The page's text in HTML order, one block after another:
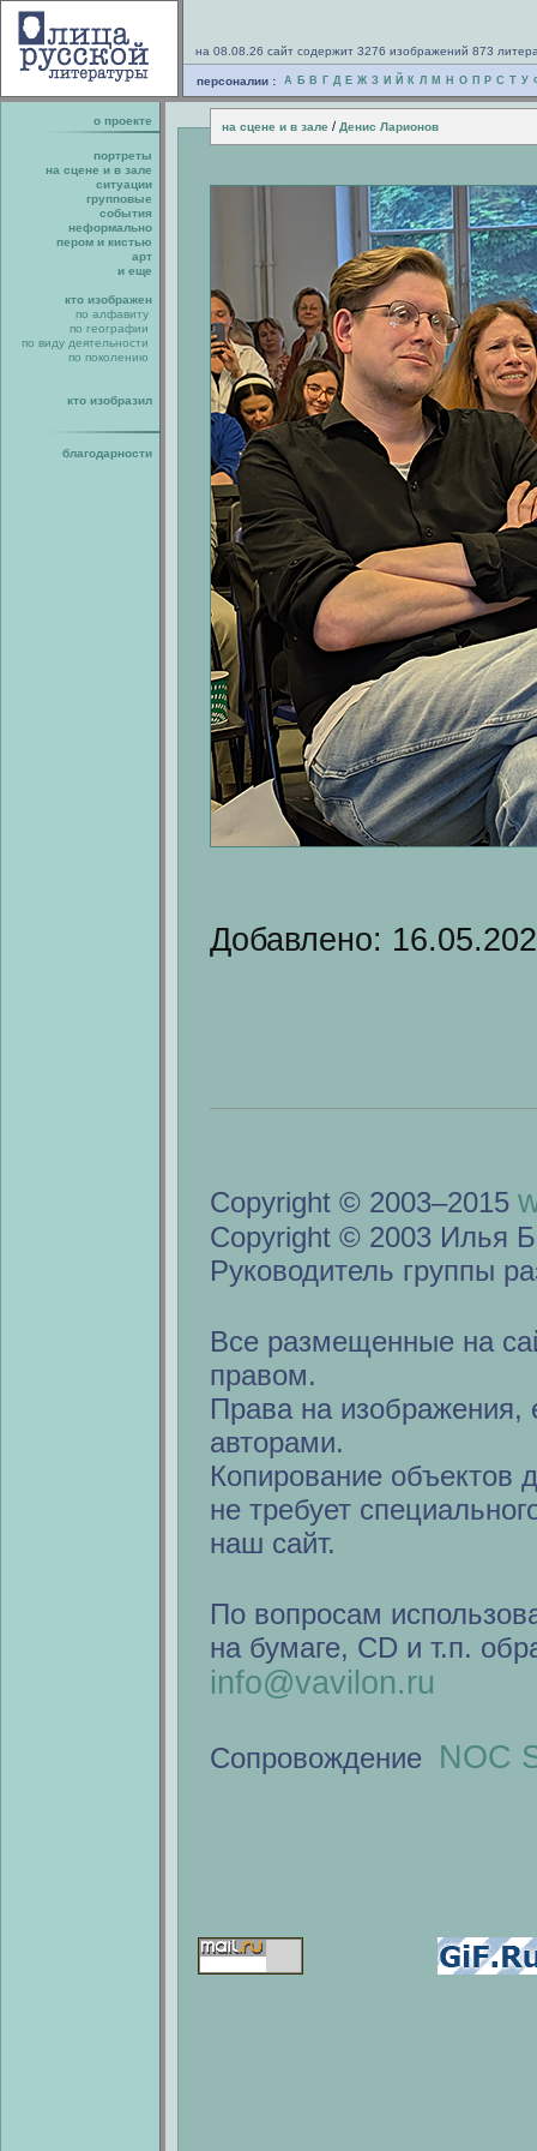
на 08.08.26 сайт содержит 3276 изображений 873
персоналии : А Б В Г Д Е Ж З И Й К Л М Н О П Р С Т У
о проекте на сцене и в зале / Денис Ларионов
портреты
на сцене и в зале
ситуации
групповые
события
неформально
пером и кистью
арт
и еще
кто изображен
по алфавиту
по географии
по виду деятельности
по поколению
кто изобразил
благодарности
Добавлено:
Copyright © 2003–2015
Copyright © 2003 Илья
Руководитель группы
Все размещенные на
правом.
Права на изображения,
авторами.
Копирование объектов
не требует
наш сайт.
По вопросам
на бумаге, CD и т.п.
info@vavilon.ru
Сопровождение NOC